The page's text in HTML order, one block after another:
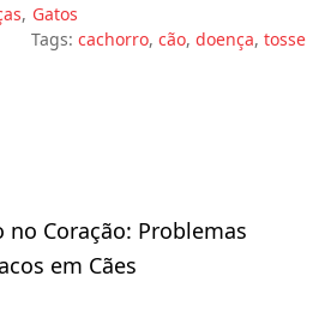
Gatos
Tags: cachorro cão doença tosse
no Coração: Problemas
em Cães